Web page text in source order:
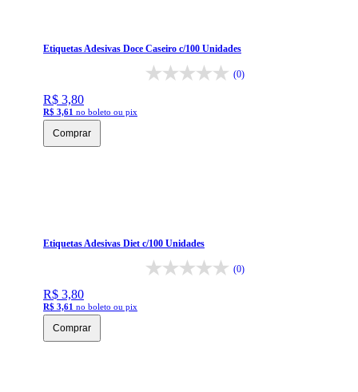
Etiquetas Adesivas Doce Caseiro c/100 Unidades
(0)
R$ 3,80
R$ 3,61 no boleto ou pix
Comprar
Etiquetas Adesivas Diet c/100 Unidades
(0)
R$ 3,80
R$ 3,61 no boleto ou pix
Comprar